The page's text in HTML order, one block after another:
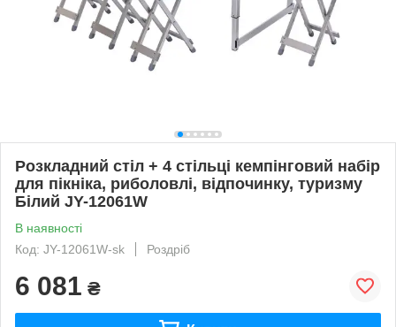
Розкладний стіл + 4 стільці кемпінговий набір
для пікніка, риболовлі, відпочинку, туризму
Білий JY-12061W
В наявності
Код: JY-12061W-sk
Роздріб
6 081 ₴